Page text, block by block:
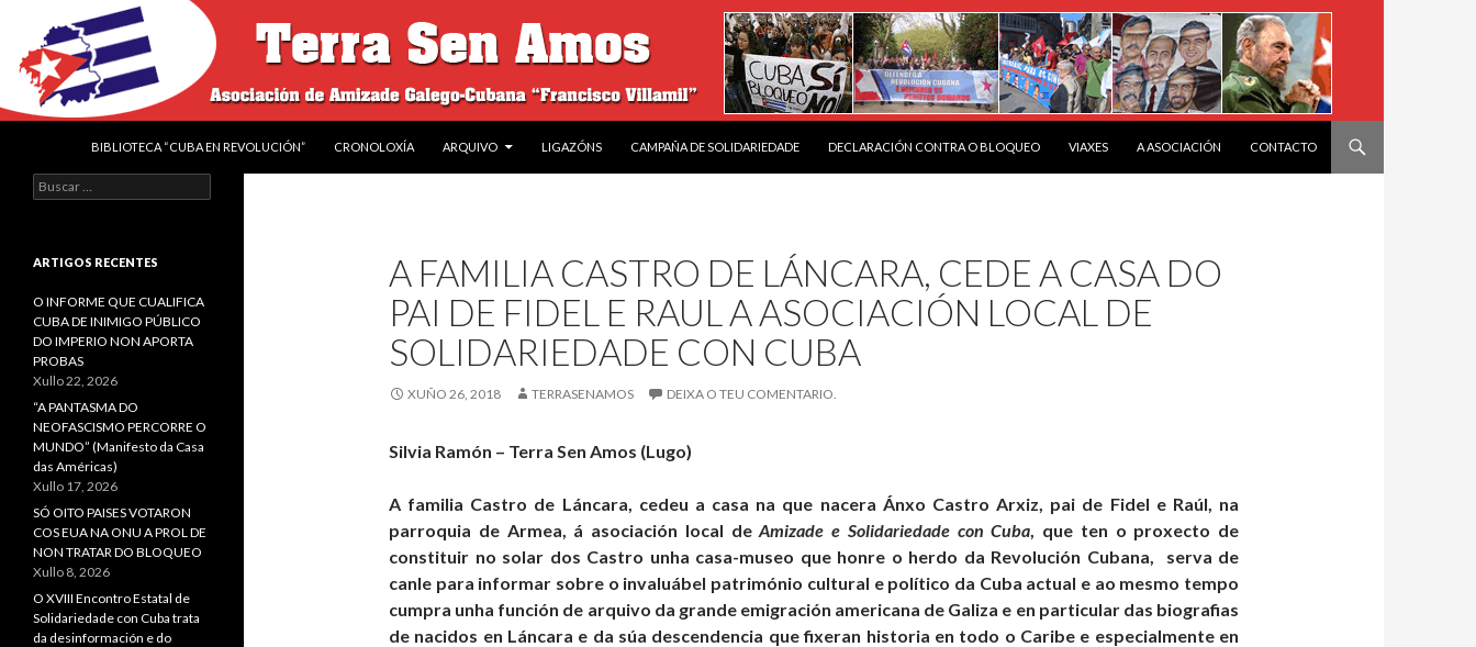
Terra sen amos
BIBLIOTECA “CUBA EN REVOLUCIÓN”
CRONOLOXÍA ARQUIVO LIGAZÓNS CAMPAÑA DE SOLIDARIEDADE DECLARACIÓN CONTRA O BLOQUEO VIAXES A ASOCIACIÓN CONTACTO
A FAMILIA CASTRO DE LÁNCARA, CEDE A CASA DO
PAI DE FIDEL E RAUL A ASOCIACIÓN LOCAL DE
SOLIDARIEDADE CON CUBA
XUÑO 26, 2018 TERRASENAMOS DEIXA O TEU COMENTARIO.
Silvia Ramón – Terra Sen Amos (Lugo)
A familia Castro de Láncara, cedeu a casa na que nacera Ánxo Castro Arxiz, pai de Fidel e Raúl, na
parroquia de Armea, á asociación local deAmizade e Solidariedade con Cuba, que ten o proxecto de
constituir no solar dos Castro unha casa-museo que honre o herdo da Revolución Cubana, serva de
canle para informar sobre o invaluábel património cultural e político da Cuba actual e ao mesmo tempo
cumpra unha función de arquivo da grande emigración americana de Galiza e en particular das biografias
de nacidos en Láncara e da súa descendencia que fixeran historia en todo o Caribe e especialmente en
Asociación de Amizade Galego-
Cubana “Francisco Villamil"
Buscar:
ARTIGOS RECENTES
O INFORME QUE CUALIFICA
CUBA DE INIMIGO PÚBLICO
DO IMPERIO NON APORTA
PROBAS
Xullo 22, 2026
“A PANTASMA DO
NEOFASCISMO PERCORRE O
MUNDO” (Manifesto da Casa
das Américas)
Xullo 17, 2026
SÓ OITO PAISES VOTARON
COS EUA NA ONU A PROL DE
NON TRATAR DO BLOQUEO
Xullo 8, 2026
O XVIII Encontro Estatal de
Solidariedade con Cuba trata
da desinformación e do